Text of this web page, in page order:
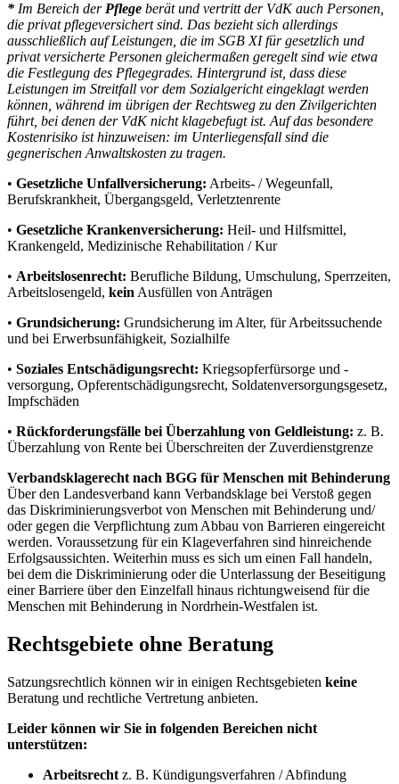
* Im Bereich der Pflege berät und vertritt der VdK auch Personen,
die privat pflegeversichert sind. Das bezieht sich allerdings
ausschließlich auf Leistungen, die im SGB XI für gesetzlich und
privat versicherte Personen gleichermaßen geregelt sind wie etwa
die Festlegung des Pflegegrades. Hintergrund ist, dass diese
Leistungen im Streitfall vor dem Sozialgericht eingeklagt werden
können, während im übrigen der Rechtsweg zu den Zivilgerichten
führt, bei denen der VdK nicht klagebefugt ist. Auf das besondere
Kostenrisiko ist hinzuweisen: im Unterliegensfall sind die
gegnerischen Anwaltskosten zu tragen.
• Gesetzliche Unfallversicherung: Arbeits- / Wegeunfall,
Berufskrankheit, Übergangsgeld, Verletztenrente
• Gesetzliche Krankenversicherung: Heil- und Hilfsmittel,
Krankengeld, Medizinische Rehabilitation / Kur
• Arbeitslosenrecht: Berufliche Bildung, Umschulung, Sperrzeiten,
Arbeitslosengeld, kein Ausfüllen von Anträgen
• Grundsicherung: Grundsicherung im Alter, für Arbeitssuchende
und bei Erwerbsunfähigkeit, Sozialhilfe
• Soziales Entschädigungsrecht: Kriegsopferfürsorge und -
versorgung, Opferentschädigungsrecht, Soldatenversorgungsgesetz,
Impfschäden
• Rückforderungsfälle bei Überzahlung von Geldleistung: z. B.
Überzahlung von Rente bei Überschreiten der Zuverdienstgrenze
Verbandsklagerecht nach BGG für Menschen mit Behinderung
Über den Landesverband kann Verbandsklage bei Verstoß gegen
das Diskriminierungsverbot von Menschen mit Behinderung und/
oder gegen die Verpflichtung zum Abbau von Barrieren eingereicht
werden. Voraussetzung für ein Klageverfahren sind hinreichende
Erfolgsaussichten. Weiterhin muss es sich um einen Fall handeln,
bei dem die Diskriminierung oder die Unterlassung der Beseitigung
einer Barriere über den Einzelfall hinaus richtungweisend für die
Menschen mit Behinderung in Nordrhein-Westfalen ist.
Rechtsgebiete ohne Beratung
Satzungsrechtlich können wir in einigen Rechtsgebieten keine
Beratung und rechtliche Vertretung anbieten.
Leider können wir Sie in folgenden Bereichen nicht
unterstützen:
Arbeitsrecht z. B. Kündigungsverfahren / Abfindung